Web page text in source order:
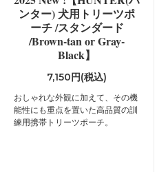
ンター) 犬用トリーツポ
ーチ /スタンダード
/Brown-tan or Gray-
Black】
7,150円(税込)
おしゃれな外観に加えて、その機
能性にも重点を置いた高品質の訓
練用携帯トリーツポーチ。